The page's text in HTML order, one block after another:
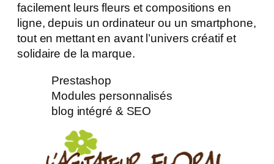
facilement leurs fleurs et compositions en
ligne, depuis un ordinateur ou un smartphone,
tout en mettant en avant l’univers créatif et
solidaire de la marque.
Prestashop
Modules personnalisés
blog intégré & SEO